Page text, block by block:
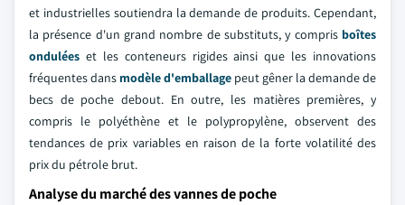
et industrielles soutiendra la demande de produits. Cependant,
la présence d'un grand nombre de substituts, y compris boîtes
ondulées et les conteneurs rigides ainsi que les innovations
fréquentes dans modèle d'emballage peut gêner la demande de
becs de poche debout. En outre, les matières premières, y
compris le polyéthène et le polypropylène, observent des
tendances de prix variables en raison de la forte volatilité des
prix du pétrole brut.
Analyse du marché des vannes de poche